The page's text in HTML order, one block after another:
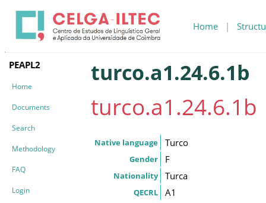
Home |
PEAPL2
Home
Documents
Search
Methodology
FAQ
Login
turco.a1.24.6.1b
turco.a1.24.6.1b
Native language Turco
Gender F
Nationality Turca
QECRL A1